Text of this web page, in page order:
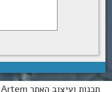
תכנות ועיצוב האתר Artem | רקע ולוגו Benji&Ido4224